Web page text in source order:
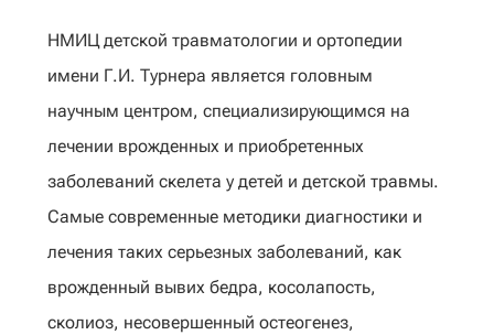
НМИЦ детской травматологии и ортопедии
имени Г.И. Турнера является головным
научным центром, специализирующимся на
лечении врожденных и приобретенных
заболеваний скелета у детей и детской травмы.
Самые современные методики диагностики и
лечения таких серьезных заболеваний, как
врожденный вывих бедра, косолапость,
сколиоз, несовершенный остеогенез,